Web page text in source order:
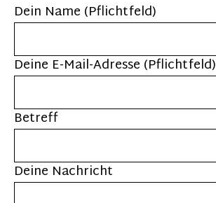
Dein Name (Pflichtfeld)
Deine E-Mail-Adresse (Pflichtfeld)
Betreff
Deine Nachricht